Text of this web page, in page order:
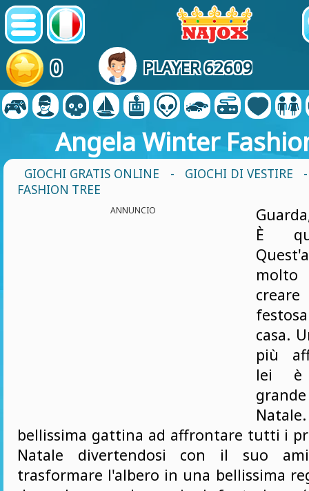
0 PLAYER 62609
Angela Winter
GIOCHI GRATIS ONLINE - GIOCHI DI VESTIRE
FASHION TREE
ANNUNCIO
È
molto
casa.
più
lei è
bellissima gattina ad affrontare tutti i
Natale divertendosi con il suo
trasformare l'albero in una bellissima